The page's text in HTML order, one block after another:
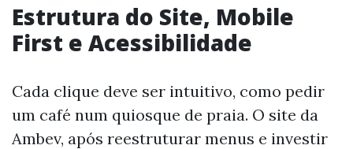
Estrutura do Site, Mobile
First e Acessibilidade
Cada clique deve ser intuitivo, como pedir
um café num quiosque de praia. O site da
Ambev, após reestruturar menus e investir